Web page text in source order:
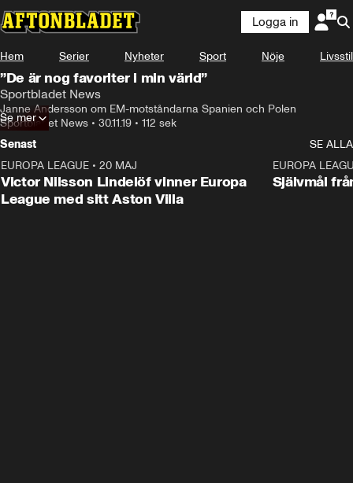
Logga in
Hem Serier Nyheter Sport Nöje Livsstil
”De är nog favoriter i min värld”
Sportbladet News
Janne Andersson om EM-motståndarna Spanien och Polen
Sportbladet News • 30.11.19 • 112 sek
Se mer
Senast
SE ALLA
EUROPA LEAGUE • 20 MAJ
Victor Nilsson Lindelöf vinner Europa
League med sitt Aston Villa
EUROPA
Självmål